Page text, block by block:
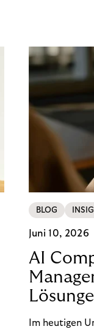
BLOG
Juni 10, 2026
AI
Im heutigen